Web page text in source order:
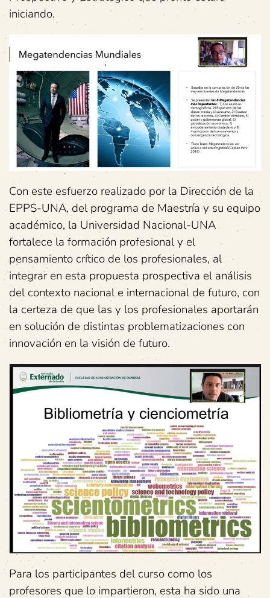
iniciando.
Con este esfuerzo realizado por la Dirección de la
EPPS-UNA, del programa de Maestría y su equipo
académico, la Universidad Nacional-UNA
fortalece la formación profesional y el
pensamiento crítico de los profesionales, al
integrar en esta propuesta prospectiva el análisis
del contexto nacional e internacional de futuro, con
la certeza de que las y los profesionales aportarán
en solución de distintas problematizaciones con
innovación en la visión de futuro.
Para los participantes del curso como los
profesores que lo impartieron, esta ha sido una